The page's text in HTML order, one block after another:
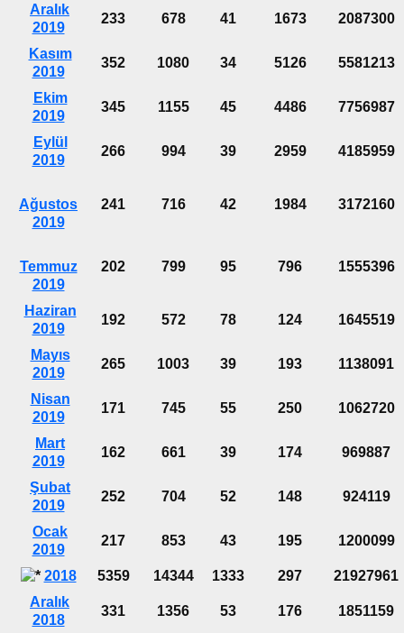
Aralık
2019
233 678 41 1673 2087300
Kasım
2019
352 1080 34 5126 5581213
Ekim
2019
345 1155 45 4486 7756987
Eylül
2019
266 994 39 2959 4185959
Ağustos
2019
241 716 42 1984 3172160
Temmuz
2019
202 799 95 796 1555396
Haziran
2019
192 572 78 124 1645519
Mayıs
2019
265 1003 39 193 1138091
Nisan
2019
171 745 55 250 1062720
Mart
2019
162 661 39 174 969887
Şubat
2019
252 704 52 148 924119
Ocak
2019
217 853 43 195 1200099
2018 5359 14344 1333 297
21927961
Aralık
2018
331 1356 53 176 1851159